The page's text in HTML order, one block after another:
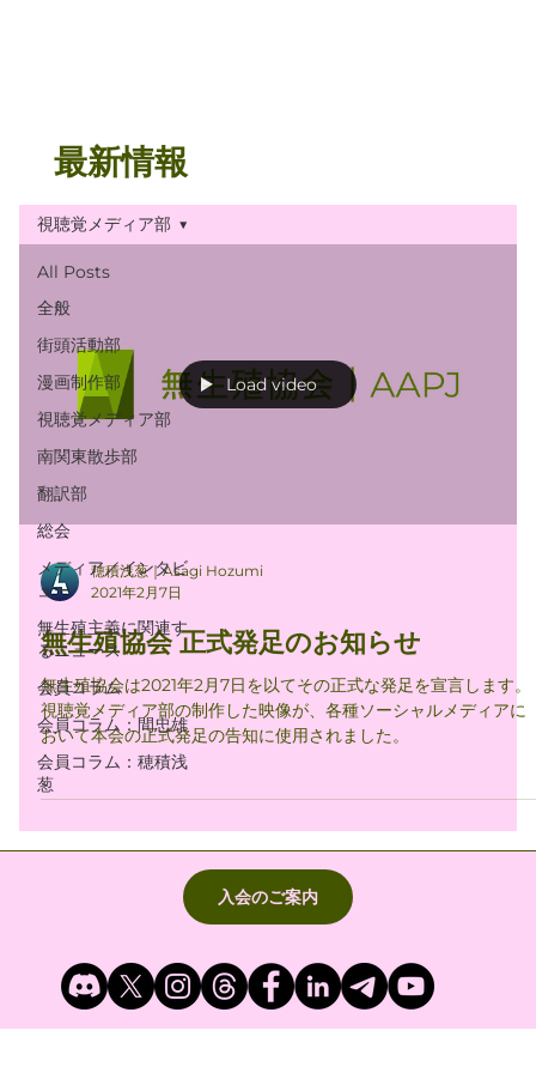
All Posts
全般
街頭活動部
漫画制作部
視聴覚メディア部
南関東散歩部
翻訳部
総会
メディア／インタビ
ュー
無生殖主義に関連す
るニュース
会員コラム
会員コラム：間忠雄
会員コラム：穂積浅
葱
視聴覚メディア部
Load video
穂積浅葱｜Asagi Hozumi
2021年2月7日
無生殖協会 正式発足のお知らせ
無生殖協会は2021年2月7日を以てその正式な発足を宣言します。
視聴覚メディア部の制作した映像が、各種ソーシャルメディアに
おいて本会の正式発足の告知に使用されました。
最新情報
入会のご案内